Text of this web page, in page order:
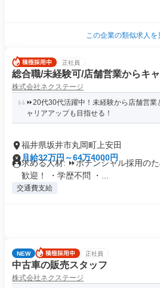
この企業の類似求人を
正社員
総合職/未経験可/店舗営業からキ
株式会社ネクステージ
⏩️20代30代活躍中！未経験から店舗営業
ャリアアップも目指せる！
福井県坂井市丸岡町上安田
月給32万円～64万4000円
求める人材: ⏩️ポテンシャル採用の
歓迎！ ・学歴不問 ・...
交通費支給
NEW 正社員
中古車の販売スタッフ
株式会社ネクステージ